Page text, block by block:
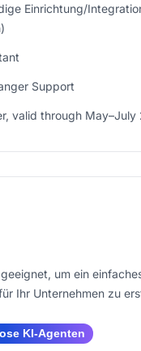
Einrichtung/
Support
valid through May–July
um ein
Ihr Unternehmen zu
KI-Agenten